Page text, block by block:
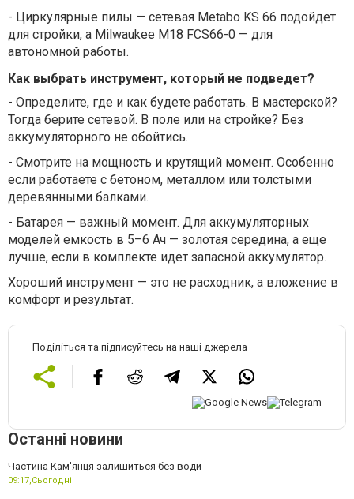
- Циркулярные пилы — сетевая Metabo KS 66 подойдет
для стройки, а Milwaukee M18 FCS66-0 — для
автономной работы.
Как выбрать инструмент, который не подведет?
- Определите, где и как будете работать. В мастерской?
Тогда берите сетевой. В поле или на стройке? Без
аккумуляторного не обойтись.
- Смотрите на мощность и крутящий момент. Особенно
если работаете с бетоном, металлом или толстыми
деревянными балками.
- Батарея — важный момент. Для аккумуляторных
моделей емкость в 5–6 Ач — золотая середина, а еще
лучше, если в комплекте идет запасной аккумулятор.
Хороший инструмент — это не расходник, а вложение в
комфорт и результат.
Поділіться та підписуйтесь на наші джерела
Останні новини
Частина Кам'янця залишиться без води
09:17,Сьогодні